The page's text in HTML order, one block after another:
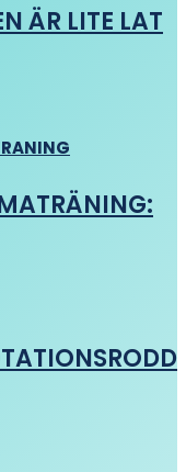
ÄR LITE LAT